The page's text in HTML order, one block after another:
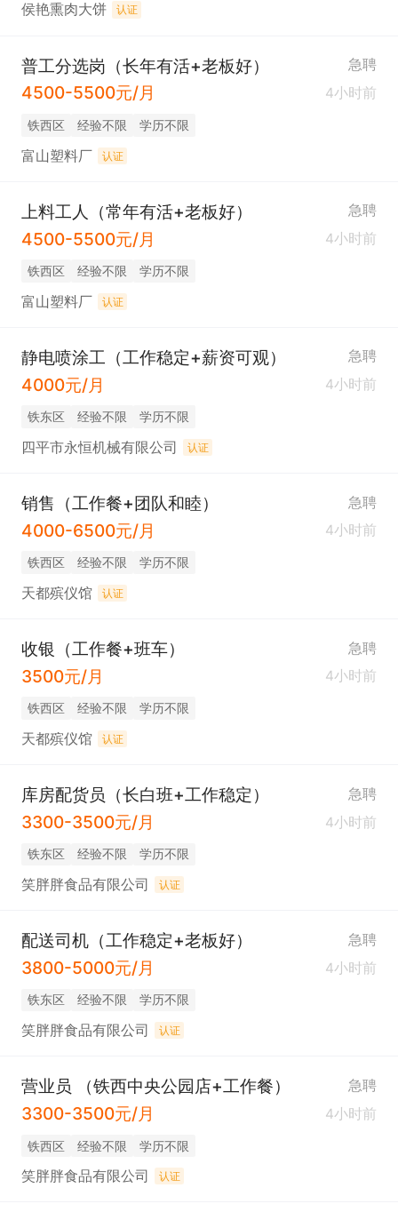
侯艳熏肉大饼 认证
普工分选岗（长年有活+老板好） 急聘
4500-5500元/月 4小时前
铁西区 经验不限 学历不限
富山塑料厂 认证
上料工人（常年有活+老板好） 急聘
4500-5500元/月 4小时前
铁西区 经验不限 学历不限
富山塑料厂 认证
静电喷涂工（工作稳定+薪资可观） 急聘
4000元/月 4小时前
铁东区 经验不限 学历不限
四平市永恒机械有限公司 认证
销售（工作餐+团队和睦） 急聘
4000-6500元/月 4小时前
铁西区 经验不限 学历不限
天都殡仪馆 认证
收银（工作餐+班车） 急聘
3500元/月 4小时前
铁西区 经验不限 学历不限
天都殡仪馆 认证
库房配货员（长白班+工作稳定） 急聘
3300-3500元/月 4小时前
铁东区 经验不限 学历不限
笑胖胖食品有限公司 认证
配送司机（工作稳定+老板好） 急聘
3800-5000元/月 4小时前
铁东区 经验不限 学历不限
笑胖胖食品有限公司 认证
营业员 （铁西中央公园店+工作餐） 急聘
3300-3500元/月 4小时前
铁西区 经验不限 学历不限
笑胖胖食品有限公司 认证